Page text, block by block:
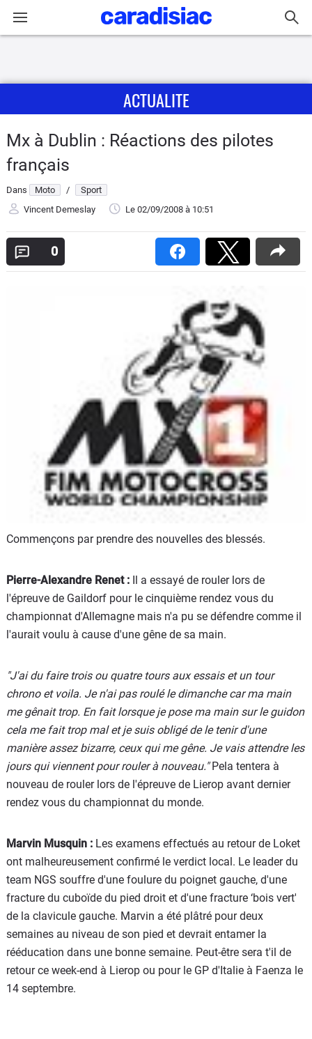
Actu
Essais
Equipement
Avis
ACTUALITE
Mx à Dublin : Réactions des pilotes
français
Dans Moto /
Sport
Vincent Demeslay
Le 02/09/2008 à 10:51
0
Commençons par prendre des nouvelles des blessés.
Pierre-Alexandre Renet : Il a essayé de rouler lors de
l'épreuve de Gaildorf pour le cinquième rendez vous du
championnat d'Allemagne mais n'a pu se défendre comme il
l'aurait voulu à cause d'une gêne de sa main.
"J'ai du faire trois ou quatre tours aux essais et un tour
chrono et voila. Je n'ai pas roulé le dimanche car ma main
me gênait trop. En fait lorsque je pose ma main sur le guidon
cela me fait trop mal et je suis obligé de le tenir d'une
manière assez bizarre, ceux qui me gêne. Je vais attendre les
jours qui viennent pour rouler à nouveau."Pela tentera à
nouveau de rouler lors de l'épreuve de Lierop avant dernier
rendez vous du championnat du monde.
Marvin Musquin : Les examens effectués au retour de Loket
ont malheureusement confirmé le verdict local. Le leader du
team NGS souffre d'une foulure du poignet gauche, d'une
fracture du cuboïde du pied droit et d'une fracture ‘bois vert'
de la clavicule gauche. Marvin a été plâtré pour deux
semaines au niveau de son pied et devrait entamer la
rééducation dans une bonne semaine. Peut-être sera t'il de
retour ce week-end à Lierop ou pour le GP d'Italie à Faenza le
14 septembre.